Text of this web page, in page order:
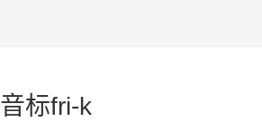
标fri-k